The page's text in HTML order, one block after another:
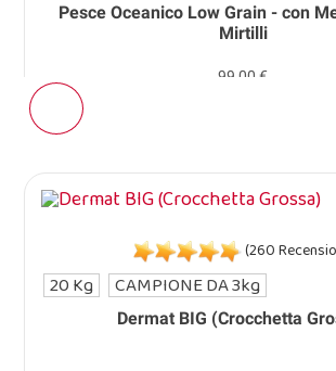
Pesce Oceanico Low Grain - con
Mirtilli
99,00 €
Dermat BIG (Crocchetta
(260
20 Kg CAMPIONE DA 3kg